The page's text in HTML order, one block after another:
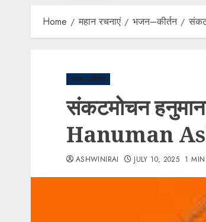
Home महान रचनाएं भजन–कीर्तन
भजन–कीर्तन
संकटमोचन
Hanuman
ASHWINIRAI JULY 10, 2025 1